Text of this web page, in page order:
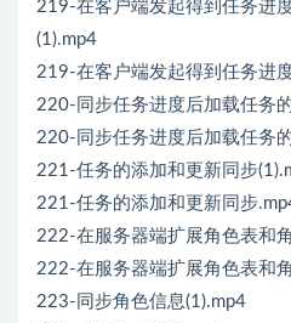
219-在客户端发起得到任务进
(1).mp4
219-在客户端发起得到任务进
220-同步任务进度后加载任务
220-同步任务进度后加载任务
221-任务的添加和更新同步
221-任务的添加和更新同步
222-在服务器端扩展角色表和
222-在服务器端扩展角色表和
223-同步角色信息(1).mp4